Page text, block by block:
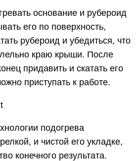
основание и рубероид
его по поверхность,
рубероид и убедиться, что
краю крыши. После
придавить и скатать его
приступать к работе.
подогрева
и чистой его укладке,
конечного результата.